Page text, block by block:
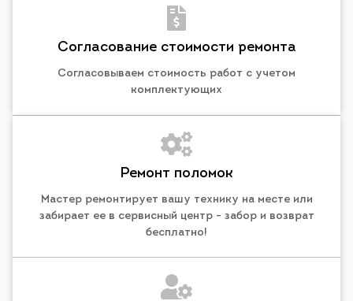
Согласование стоимости ремонта
Согласовываем стоимость работ с учетом
комплектующих
Ремонт поломок
Мастер ремонтирует вашу технику на месте или
забирает ее в сервисный центр - забор и возврат
бесплатно!